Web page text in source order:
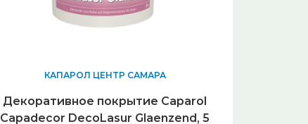
КАПАРОЛ ЦЕНТР САМАРА
Декоративное покрытие Caparol
Capadecor DecoLasur Glaenzend, 5